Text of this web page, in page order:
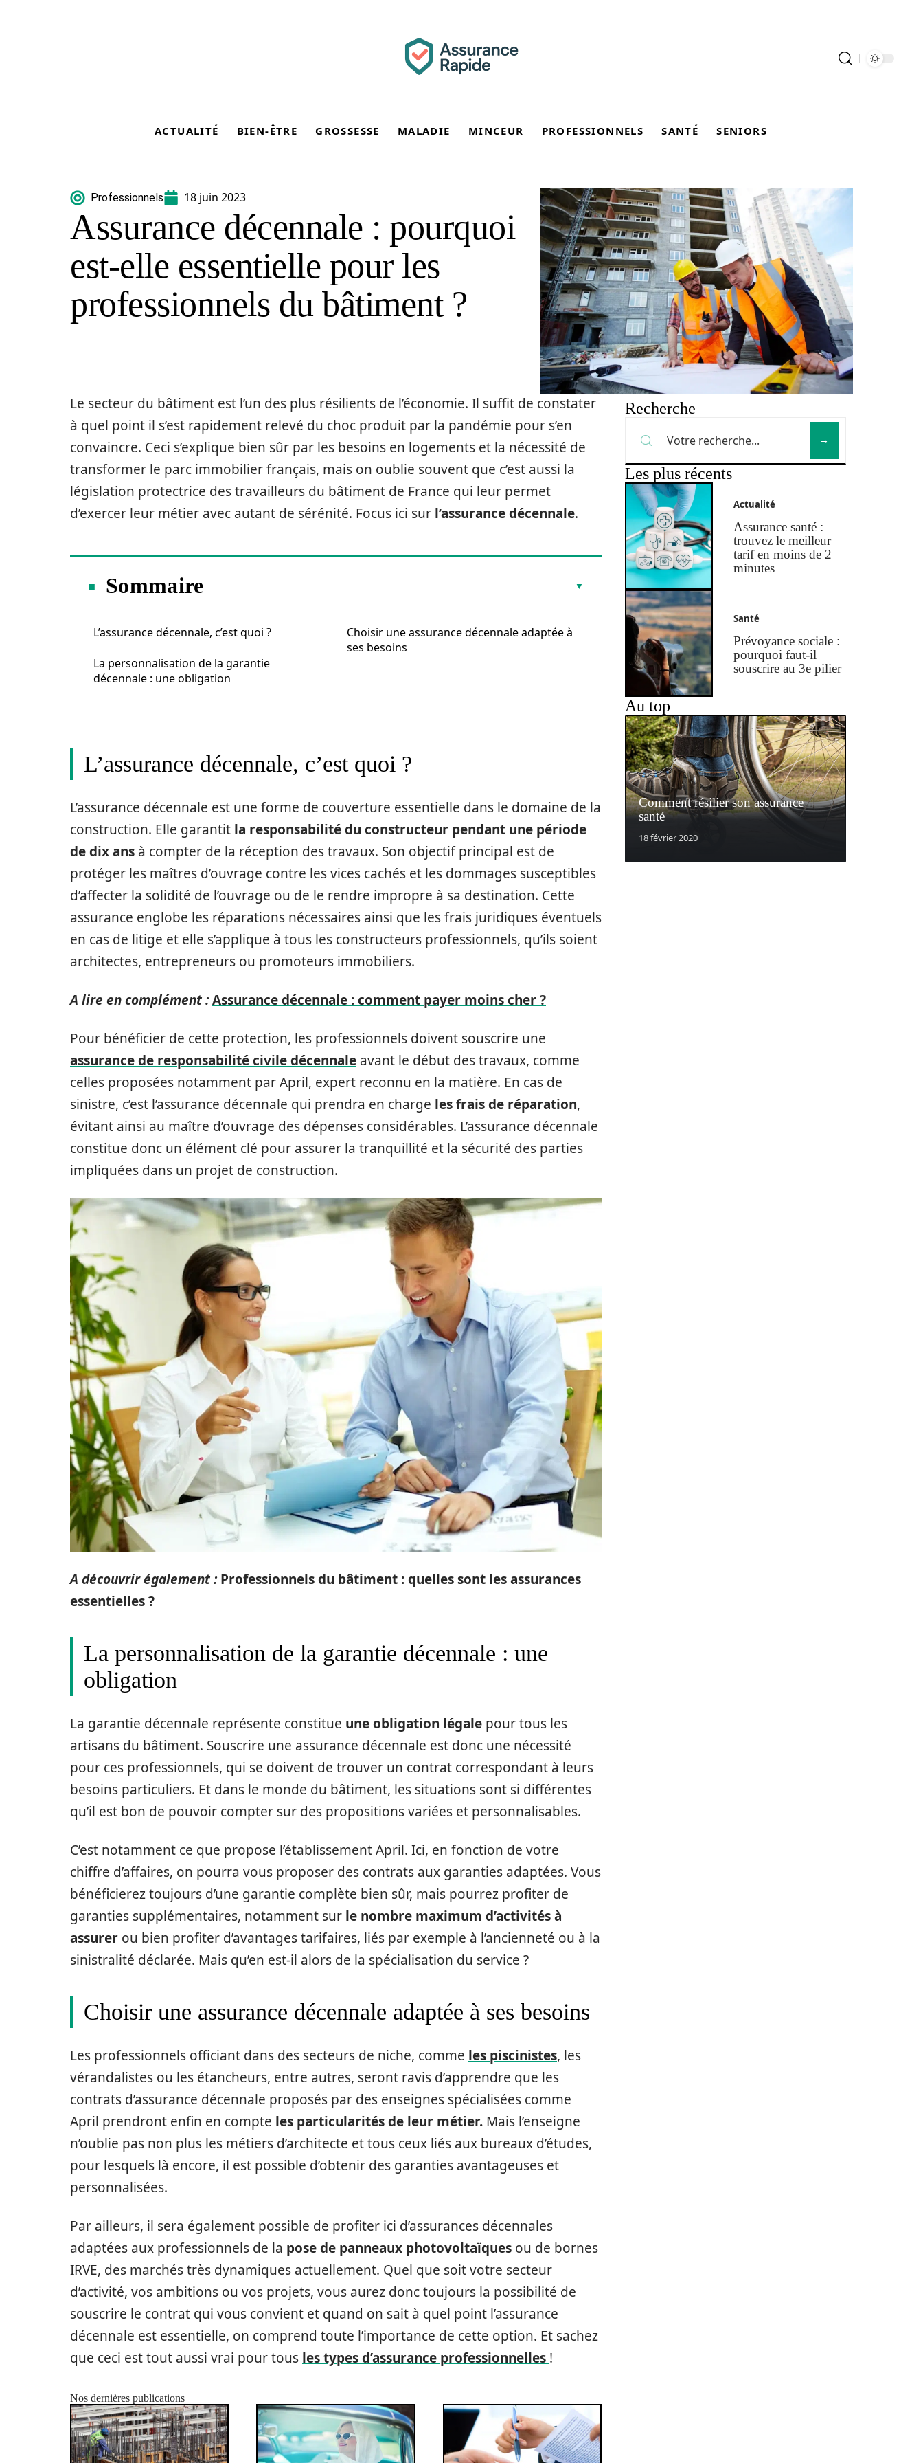
ACTUALITÉ BIEN-ÊTRE GROSSESSE MALADIE MINCEUR PROFESSIONNELS SANTÉ SENIORS
Professionnels 18 juin 2023
Assurance décennale : pourquoi
est-elle essentielle pour les
professionnels du bâtiment ?
Le secteur du bâtiment est l’un des plus résilients de l’économie. Il suffit de constater
à quel point il s’est rapidement relevé du choc produit par la pandémie pour s’en
convaincre. Ceci s’explique bien sûr par les besoins en logements et la nécessité de
transformer le parc immobilier français, mais on oublie souvent que c’est aussi la
législation protectrice des travailleurs du bâtiment de France qui leur permet
d’exercer leur métier avec autant de sérénité. Focus ici sur l’assurance décennale.
Sommaire
L’assurance décennale, c’est quoi ?
La personnalisation de la garantie
décennale : une obligation
Choisir une assurance décennale adaptée à
ses besoins
L’assurance décennale, c’est quoi ?
L’assurance décennale est une forme de couverture essentielle dans le domaine de la
construction. Elle garantit la responsabilité du constructeur pendant une période
de dix ans à compter de la réception des travaux. Son objectif principal est de
protéger les maîtres d’ouvrage contre les vices cachés et les dommages susceptibles
d’affecter la solidité de l’ouvrage ou de le rendre impropre à sa destination. Cette
assurance englobe les réparations nécessaires ainsi que les frais juridiques éventuels
en cas de litige et elle s’applique à tous les constructeurs professionnels, qu’ils soient
architectes, entrepreneurs ou promoteurs immobiliers.
A lire en complément :Assurance décennale : comment payer moins cher ?
Pour bénéficier de cette protection, les professionnels doivent souscrire une
assurance de responsabilité civile décennale avant le début des travaux, comme
celles proposées notamment par April, expert reconnu en la matière. En cas de
sinistre, c’est l’assurance décennale qui prendra en charge les frais de réparation,
évitant ainsi au maître d’ouvrage des dépenses considérables. L’assurance décennale
constitue donc un élément clé pour assurer la tranquillité et la sécurité des parties
impliquées dans un projet de construction.
A découvrir également : Professionnels du bâtiment : quelles sont les assurances
essentielles ?
La personnalisation de la garantie décennale : une
obligation
La garantie décennale représente constitue une obligation légale pour tous les
artisans du bâtiment. Souscrire une assurance décennale est donc une nécessité
pour ces professionnels, qui se doivent de trouver un contrat correspondant à leurs
besoins particuliers. Et dans le monde du bâtiment, les situations sont si différentes
qu’il est bon de pouvoir compter sur des propositions variées et personnalisables.
C’est notamment ce que propose l’établissement April. Ici, en fonction de votre
chiffre d’affaires, on pourra vous proposer des contrats aux garanties adaptées. Vous
bénéficierez toujours d’une garantie complète bien sûr, mais pourrez profiter de
garanties supplémentaires, notamment sur le nombre maximum d’activités à
assurer ou bien profiter d’avantages tarifaires, liés par exemple à l’ancienneté ou à la
sinistralité déclarée. Mais qu’en est-il alors de la spécialisation du service ?
Choisir une assurance décennale adaptée à ses besoins
Les professionnels officiant dans des secteurs de niche, comme les piscinistes, les
vérandalistes ou les étancheurs, entre autres, seront ravis d’apprendre que les
contrats d’assurance décennale proposés par des enseignes spécialisées comme
April prendront enfin en compte les particularités de leur métier. Mais l’enseigne
n’oublie pas non plus les métiers d’architecte et tous ceux liés aux bureaux d’études,
pour lesquels là encore, il est possible d’obtenir des garanties avantageuses et
personnalisées.
Par ailleurs, il sera également possible de profiter ici d’assurances décennales
adaptées aux professionnels de la pose de panneaux photovoltaïques ou de bornes
IRVE, des marchés très dynamiques actuellement. Quel que soit votre secteur
d’activité, vos ambitions ou vos projets, vous aurez donc toujours la possibilité de
souscrire le contrat qui vous convient et quand on sait à quel point l’assurance
décennale est essentielle, on comprend toute l’importance de cette option. Et sachez
que ceci est tout aussi vrai pour tous les types d’assurance professionnelles !
Nos dernières publications
Recherche
Les plus récents
Actualité
Assurance santé :
trouvez le meilleur
tarif en moins de 2
minutes
Santé
Prévoyance sociale :
pourquoi faut-il
souscrire au 3e pilier
Au top
Comment résilier son assurance
santé
18 février 2020